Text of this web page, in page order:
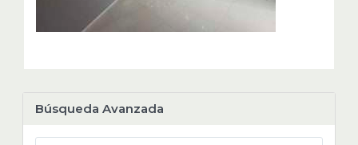
Búsqueda Avanzada